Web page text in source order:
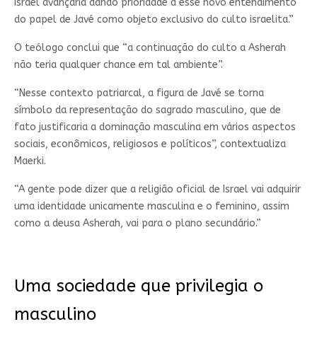
Israel avançaria dando prioridade a esse novo entendimento
do papel de Javé como objeto exclusivo do culto israelita.”
O teólogo conclui que “a continuação do culto a Asherah
não teria qualquer chance em tal ambiente”.
“Nesse contexto patriarcal, a figura de Javé se torna
símbolo da representação do sagrado masculino, que de
fato justificaria a dominação masculina em vários aspectos
sociais, econômicos, religiosos e políticos”, contextualiza
Maerki.
“A gente pode dizer que a religião oficial de Israel vai adquirir
uma identidade unicamente masculina e o feminino, assim
como a deusa Asherah, vai para o plano secundário.”
Uma sociedade que privilegia o
masculino